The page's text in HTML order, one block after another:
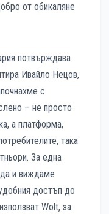
от обикаляне
потвърждава
Ивайло Нецов,
с
– не просто
а платформа,
така
За една
и виждаме
достъп до
Wolt, за